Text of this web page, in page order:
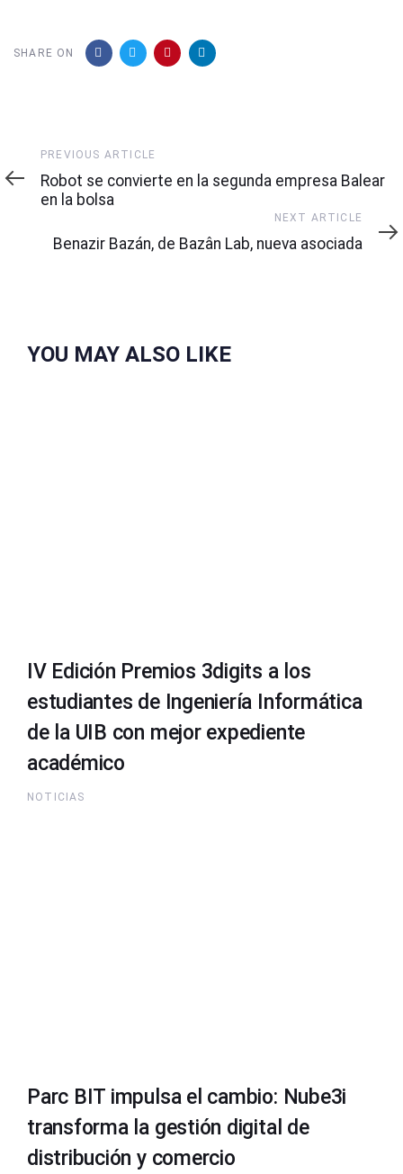
SHARE ON
Previous
Article
PREVIOUS ARTICLE
Robot se convierte en la segunda empresa Balear
en la bolsa
Article
NEXT ARTICLE
Benazir Bazán, de Bazân Lab, nueva asociada
YOU MAY ALSO LIKE
IV Edición Premios 3digits a los
estudiantes de Ingeniería Informática
de la UIB con mejor expediente
académico
NOTICIAS
Parc BIT impulsa el cambio: Nube3i
transforma la gestión digital de
distribución y comercio